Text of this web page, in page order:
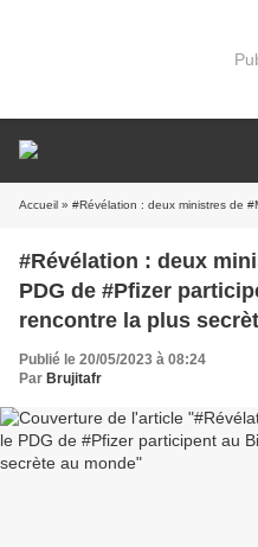
Accueil » #Révélation : deux ministres de #Macron et le PDG de
#Révélation : deux
PDG de #Pfizer
rencontre la plus
Publié le 20/05/2023 à 08:24
Par Brujitafr